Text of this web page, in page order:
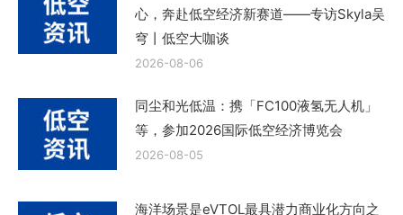
心，奔赴低空经济新赛道——专访Skyla吴
穹丨低空大咖谈
2026-08-06
同尘和光低温：携「FC100液氢无人机」
等，参加2026国际低空经济博览会
2026-08-05
海洋场景是eVTOL最具潜力商业化方向之